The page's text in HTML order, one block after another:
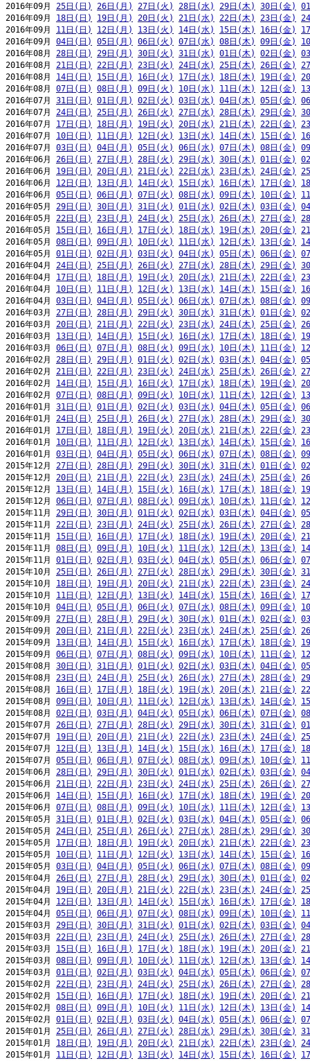
2016年09月 25日(日) 26日(月) 27日(火) 28日(水) 29日(木) 30日(金)
2016年09月 18日(日) 19日(月) 20日(火) 21日(水) 22日(木) 23日(金)
2016年09月 11日(日) 12日(月) 13日(火) 14日(水) 15日(木) 16日(金)
2016年09月 04日(日) 05日(月) 06日(火) 07日(水) 08日(木) 09日(金)
2016年08月 28日(日) 29日(月) 30日(火) 31日(水) 01日(木) 02日(金)
2016年08月 21日(日) 22日(月) 23日(火) 24日(水) 25日(木) 26日(金)
2016年08月 14日(日) 15日(月) 16日(火) 17日(水) 18日(木) 19日(金)
2016年08月 07日(日) 08日(月) 09日(火) 10日(水) 11日(木) 12日(金)
2016年07月 31日(日) 01日(月) 02日(火) 03日(水) 04日(木) 05日(金)
2016年07月 24日(日) 25日(月) 26日(火) 27日(水) 28日(木) 29日(金)
2016年07月 17日(日) 18日(月) 19日(火) 20日(水) 21日(木) 22日(金)
2016年07月 10日(日) 11日(月) 12日(火) 13日(水) 14日(木) 15日(金)
2016年07月 03日(日) 04日(月) 05日(火) 06日(水) 07日(木) 08日(金)
2016年06月 26日(日) 27日(月) 28日(火) 29日(水) 30日(木) 01日(金)
2016年06月 19日(日) 20日(月) 21日(火) 22日(水) 23日(木) 24日(金)
2016年06月 12日(日) 13日(月) 14日(火) 15日(水) 16日(木) 17日(金)
2016年06月 05日(日) 06日(月) 07日(火) 08日(水) 09日(木) 10日(金)
2016年05月 29日(日) 30日(月) 31日(火) 01日(水) 02日(木) 03日(金)
2016年05月 22日(日) 23日(月) 24日(火) 25日(水) 26日(木) 27日(金)
2016年05月 15日(日) 16日(月) 17日(火) 18日(水) 19日(木) 20日(金)
2016年05月 08日(日) 09日(月) 10日(火) 11日(水) 12日(木) 13日(金)
2016年05月 01日(日) 02日(月) 03日(火) 04日(水) 05日(木) 06日(金)
2016年04月 24日(日) 25日(月) 26日(火) 27日(水) 28日(木) 29日(金)
2016年04月 17日(日) 18日(月) 19日(火) 20日(水) 21日(木) 22日(金)
2016年04月 10日(日) 11日(月) 12日(火) 13日(水) 14日(木) 15日(金)
2016年04月 03日(日) 04日(月) 05日(火) 06日(水) 07日(木) 08日(金)
2016年03月 27日(日) 28日(月) 29日(火) 30日(水) 31日(木) 01日(金)
2016年03月 20日(日) 21日(月) 22日(火) 23日(水) 24日(木) 25日(金)
2016年03月 13日(日) 14日(月) 15日(火) 16日(水) 17日(木) 18日(金)
2016年03月 06日(日) 07日(月) 08日(火) 09日(水) 10日(木) 11日(金)
2016年02月 28日(日) 29日(月) 01日(火) 02日(水) 03日(木) 04日(金)
2016年02月 21日(日) 22日(月) 23日(火) 24日(水) 25日(木) 26日(金)
2016年02月 14日(日) 15日(月) 16日(火) 17日(水) 18日(木) 19日(金)
2016年02月 07日(日) 08日(月) 09日(火) 10日(水) 11日(木) 12日(金)
2016年01月 31日(日) 01日(月) 02日(火) 03日(水) 04日(木) 05日(金)
2016年01月 24日(日) 25日(月) 26日(火) 27日(水) 28日(木) 29日(金)
2016年01月 17日(日) 18日(月) 19日(火) 20日(水) 21日(木) 22日(金)
2016年01月 10日(日) 11日(月) 12日(火) 13日(水) 14日(木) 15日(金)
2016年01月 03日(日) 04日(月) 05日(火) 06日(水) 07日(木) 08日(金)
2015年12月 27日(日) 28日(月) 29日(火) 30日(水) 31日(木) 01日(金)
2015年12月 20日(日) 21日(月) 22日(火) 23日(水) 24日(木) 25日(金)
2015年12月 13日(日) 14日(月) 15日(火) 16日(水) 17日(木) 18日(金)
2015年12月 06日(日) 07日(月) 08日(火) 09日(水) 10日(木) 11日(金)
2015年11月 29日(日) 30日(月) 01日(火) 02日(水) 03日(木) 04日(金)
2015年11月 22日(日) 23日(月) 24日(火) 25日(水) 26日(木) 27日(金)
2015年11月 15日(日) 16日(月) 17日(火) 18日(水) 19日(木) 20日(金)
2015年11月 08日(日) 09日(月) 10日(火) 11日(水) 12日(木) 13日(金)
2015年11月 01日(日) 02日(月) 03日(火) 04日(水) 05日(木) 06日(金)
2015年10月 25日(日) 26日(月) 27日(火) 28日(水) 29日(木) 30日(金)
2015年10月 18日(日) 19日(月) 20日(火) 21日(水) 22日(木) 23日(金)
2015年10月 11日(日) 12日(月) 13日(火) 14日(水) 15日(木) 16日(金)
2015年10月 04日(日) 05日(月) 06日(火) 07日(水) 08日(木) 09日(金)
2015年09月 27日(日) 28日(月) 29日(火) 30日(水) 01日(木) 02日(金)
2015年09月 20日(日) 21日(月) 22日(火) 23日(水) 24日(木) 25日(金)
2015年09月 13日(日) 14日(月) 15日(火) 16日(水) 17日(木) 18日(金)
2015年09月 06日(日) 07日(月) 08日(火) 09日(水) 10日(木) 11日(金)
2015年08月 30日(日) 31日(月) 01日(火) 02日(水) 03日(木) 04日(金)
2015年08月 23日(日) 24日(月) 25日(火) 26日(水) 27日(木) 28日(金)
2015年08月 16日(日) 17日(月) 18日(火) 19日(水) 20日(木) 21日(金)
2015年08月 09日(日) 10日(月) 11日(火) 12日(水) 13日(木) 14日(金)
2015年08月 02日(日) 03日(月) 04日(火) 05日(水) 06日(木) 07日(金)
2015年07月 26日(日) 27日(月) 28日(火) 29日(水) 30日(木) 31日(金)
2015年07月 19日(日) 20日(月) 21日(火) 22日(水) 23日(木) 24日(金)
2015年07月 12日(日) 13日(月) 14日(火) 15日(水) 16日(木) 17日(金)
2015年07月 05日(日) 06日(月) 07日(火) 08日(水) 09日(木) 10日(金)
2015年06月 28日(日) 29日(月) 30日(火) 01日(水) 02日(木) 03日(金)
2015年06月 21日(日) 22日(月) 23日(火) 24日(水) 25日(木) 26日(金)
2015年06月 14日(日) 15日(月) 16日(火) 17日(水) 18日(木) 19日(金)
2015年06月 07日(日) 08日(月) 09日(火) 10日(水) 11日(木) 12日(金)
2015年05月 31日(日) 01日(月) 02日(火) 03日(水) 04日(木) 05日(金)
2015年05月 24日(日) 25日(月) 26日(火) 27日(水) 28日(木) 29日(金)
2015年05月 17日(日) 18日(月) 19日(火) 20日(水) 21日(木) 22日(金)
2015年05月 10日(日) 11日(月) 12日(火) 13日(水) 14日(木) 15日(金)
2015年05月 03日(日) 04日(月) 05日(火) 06日(水) 07日(木) 08日(金)
2015年04月 26日(日) 27日(月) 28日(火) 29日(水) 30日(木) 01日(金)
2015年04月 19日(日) 20日(月) 21日(火) 22日(水) 23日(木) 24日(金)
2015年04月 12日(日) 13日(月) 14日(火) 15日(水) 16日(木) 17日(金)
2015年04月 05日(日) 06日(月) 07日(火) 08日(水) 09日(木) 10日(金)
2015年03月 29日(日) 30日(月) 31日(火) 01日(水) 02日(木) 03日(金)
2015年03月 22日(日) 23日(月) 24日(火) 25日(水) 26日(木) 27日(金)
2015年03月 15日(日) 16日(月) 17日(火) 18日(水) 19日(木) 20日(金)
2015年03月 08日(日) 09日(月) 10日(火) 11日(水) 12日(木) 13日(金)
2015年03月 01日(日) 02日(月) 03日(火) 04日(水) 05日(木) 06日(金)
2015年02月 22日(日) 23日(月) 24日(火) 25日(水) 26日(木) 27日(金)
2015年02月 15日(日) 16日(月) 17日(火) 18日(水) 19日(木) 20日(金)
2015年02月 08日(日) 09日(月) 10日(火) 11日(水) 12日(木) 13日(金)
2015年02月 01日(日) 02日(月) 03日(火) 04日(水) 05日(木) 06日(金)
2015年01月 25日(日) 26日(月) 27日(火) 28日(水) 29日(木) 30日(金)
2015年01月 18日(日) 19日(月) 20日(火) 21日(水) 22日(木) 23日(金)
2015年01月 11日(日) 12日(月) 13日(火) 14日(水) 15日(木) 16日(金)